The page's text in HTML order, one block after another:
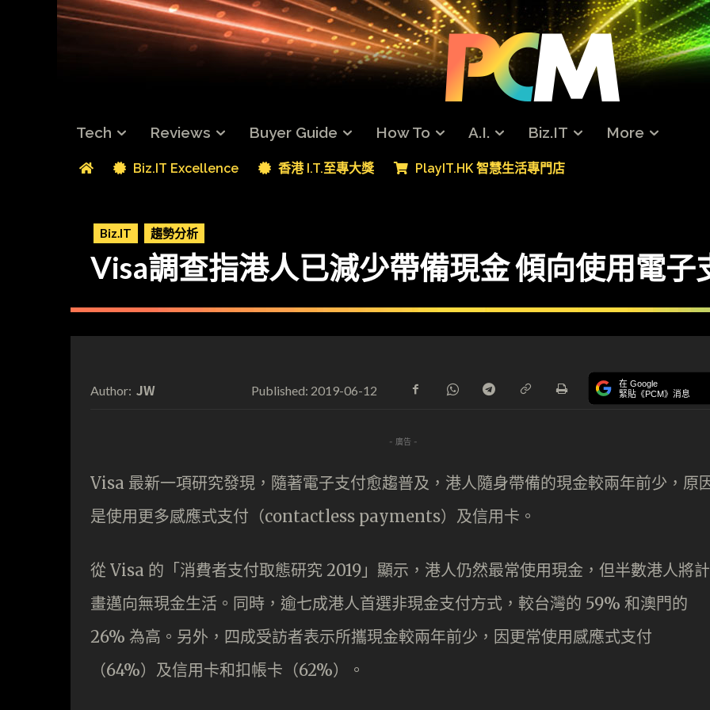
Tech Reviews Buyer Guide How To A.I. Biz.IT More
Biz.IT Excellence 香港 I.T.至專大獎 PlayIT.HK 智慧生活專門店
Biz.IT 趨勢分析
Visa調查指港人已減少帶備現金 傾向使用電子
Author: JW Published: 2019-06-12 在 Google
緊貼《PCM》消息
- 廣告 -
Visa 最新一項研究發現，隨著電子支付愈趨普及，港人隨身帶備的現金較兩年前少，原
是使用更多感應式支付（contactless payments）及信用卡。
從 Visa 的「消費者支付取態研究 2019」顯示，港人仍然最常使用現金，但半數港人將計
畫邁向無現金生活。同時，逾七成港人首選非現金支付方式，較台灣的 59% 和澳門的
26% 為高。另外，四成受訪者表示所攜現金較兩年前少，因更常使用感應式支付
（64%）及信用卡和扣帳卡（62%）。